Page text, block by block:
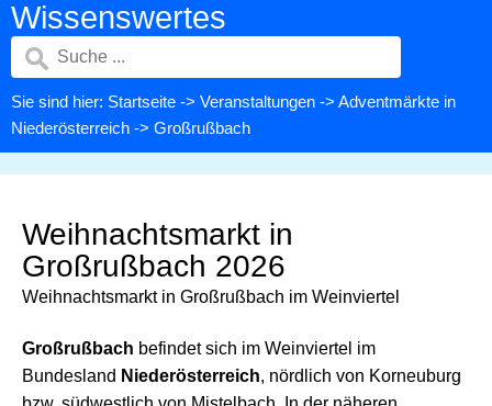
Wissenswertes
Sie sind hier: Startseite -> Veranstaltungen -> Adventmärkte in
Niederösterreich -> Großrußbach
Weihnachtsmarkt in
Großrußbach 2026
Weihnachtsmarkt in Großrußbach im Weinviertel
Großrußbach befindet sich im Weinviertel im
Bundesland Niederösterreich, nördlich von Korneuburg